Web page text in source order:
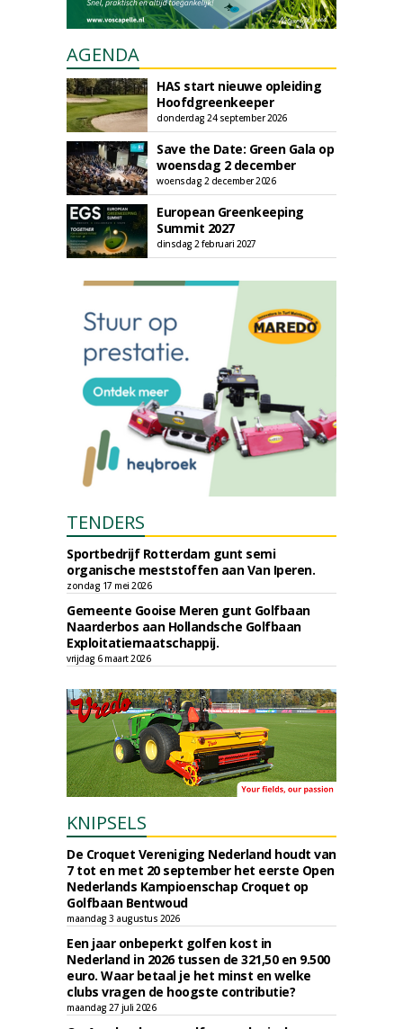
AGENDA
HAS start nieuwe opleiding
Hoofdgreenkeeper
donderdag 24 september 2026
Save the Date: Green Gala op
woensdag 2 december
woensdag 2 december 2026
European Greenkeeping
Summit 2027
dinsdag 2 februari 2027
TENDERS
Sportbedrijf Rotterdam gunt semi
organische meststoffen aan Van Iperen.
zondag 17 mei 2026
Gemeente Gooise Meren gunt Golfbaan
Naarderbos aan Hollandsche Golfbaan
Exploitatiemaatschappij.
vrijdag 6 maart 2026
KNIPSELS
De Croquet Vereniging Nederland houdt van
7 tot en met 20 september het eerste Open
Nederlands Kampioenschap Croquet op
Golfbaan Bentwoud
maandag 3 augustus 2026
Een jaar onbeperkt golfen kost in
Nederland in 2026 tussen de 321,50 en 9.500
euro. Waar betaal je het minst en welke
clubs vragen de hoogste contributie?
maandag 27 juli 2026